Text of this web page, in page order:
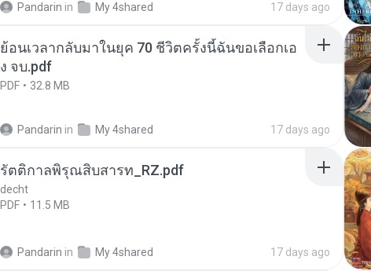
Pandarin in My 4shared 17 days ago
ย้อนเวลากลับมาในยุค 70 ชีวิตครั้งนี้ฉันขอเลือกเอ
ง จบ.pdf
PDF 32.8 MB
Pandarin in My 4shared 17 days ago
รัตติกาลพิรุณสิบสารท_RZ.pdf
decht
PDF
11.5 MB
Pandarin in My 4shared 17 days ago